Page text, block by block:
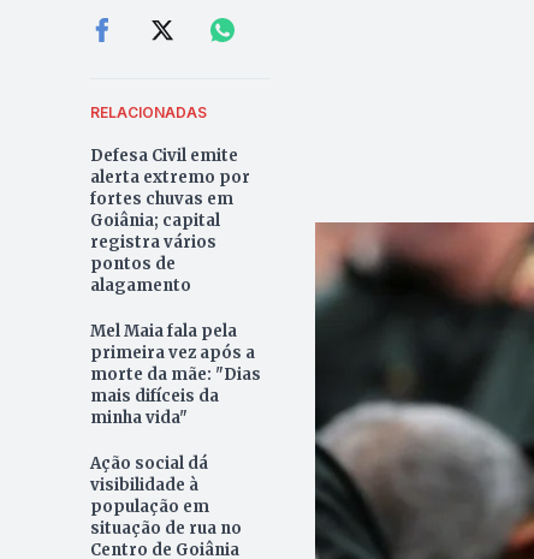
RELACIONADAS
Defesa Civil emite
alerta extremo por
fortes chuvas em
Goiânia; capital
registra vários
pontos de
alagamento
Mel Maia fala pela
primeira vez após a
morte da mãe: "Dias
mais difíceis da
minha vida"
Ação social dá
visibilidade à
população em
situação de rua no
Centro de Goiânia